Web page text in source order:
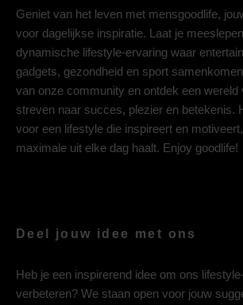
Geniet van het leven met mensgoodlife,
voor dagelijkse inspiratie. Laat je
dynamische lifestyle-ervaring waar
gadgets, gezondheid en sport
van onze community en ontdek een wereld
streven naar succes, plezier en betekenis.
voor een lifestyle die inspireert en
maximale uit elke dag haalt. Enjoy goodlife!
Deel jouw idee met ons
Heb je een inspirerend idee om ons
verbeteren? We staan open voor jouw